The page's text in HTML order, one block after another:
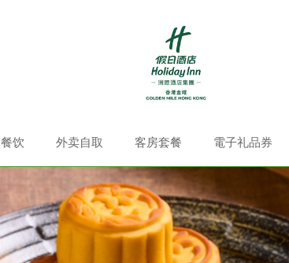
餐饮 外卖自取 客房套餐 電子礼品券